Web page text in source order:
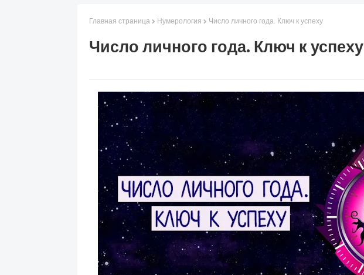
Главная страница Нумерология Число личного года. Ключ к успеху
Число личного года. Ключ к успеху